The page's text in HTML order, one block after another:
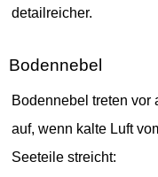
detailreicher.
Bodennebel
Bodennebel treten vor
auf, wenn kalte Luft
Seeteile streicht: